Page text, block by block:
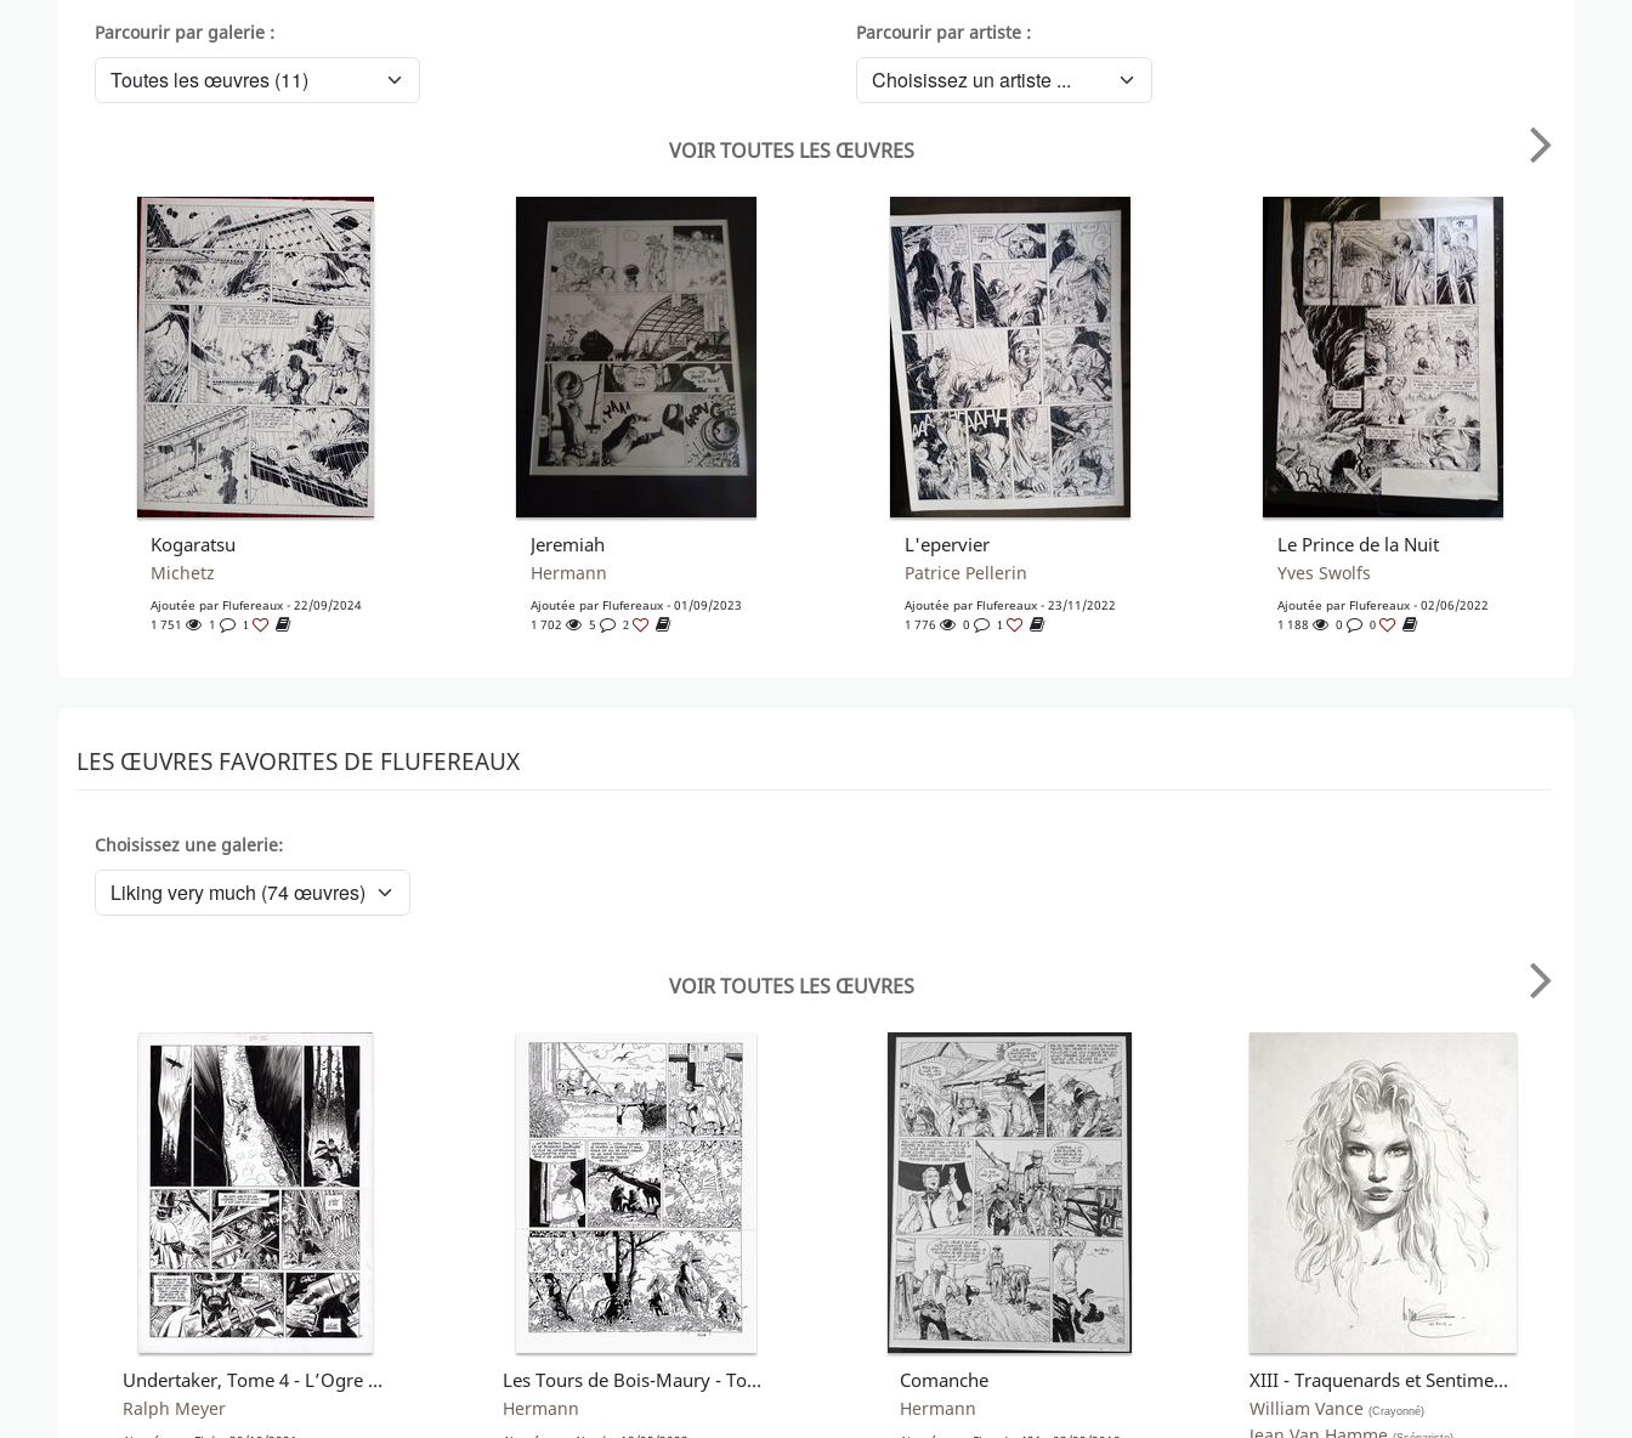
Parcourir par galerie : Parcourir par artiste :
VOIR TOUTES LES ŒUVRES
Kogaratsu
Michetz
Ajoutée par Flufereaux- 22/09/2024
1 751
1 1
Jeremiah
Hermann
Ajoutée par Flufereaux - 01/09/2023
1 702
5 2
L'epervier
Patrice Pellerin
Ajoutée par Flufereaux- 23/11/2022
1 776
0 1
Le Prince de la Nuit
Yves Swolfs
Ajoutée par Flufereaux - 02/06/2022
1 188
0 0
LES ŒUVRES FAVORITES DE FLUFEREAUX
Choisissez une galerie:
VOIR TOUTES LES ŒUVRES
Undertaker, Tome 4 - L’Ogre de Sutter Camp
Ralph Meyer
Les Tours de Bois-Maury - Tome 5, planche 36
Hermann
Comanche
Hermann
XIII - Traquenards et Sentiments (hors-série)
William Vance(Crayonné)